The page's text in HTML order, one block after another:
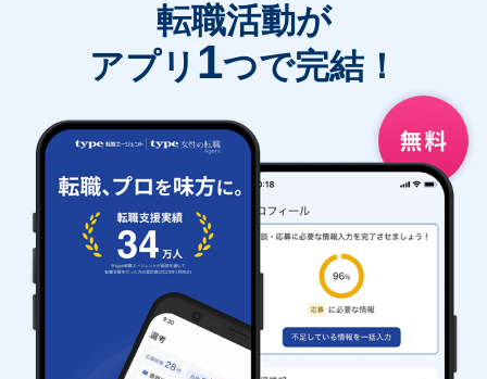
転職活動が
アプリ 1つで完結！